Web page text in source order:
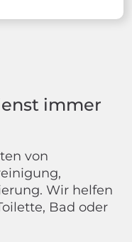
immer
von
Wir helfen
Bad oder